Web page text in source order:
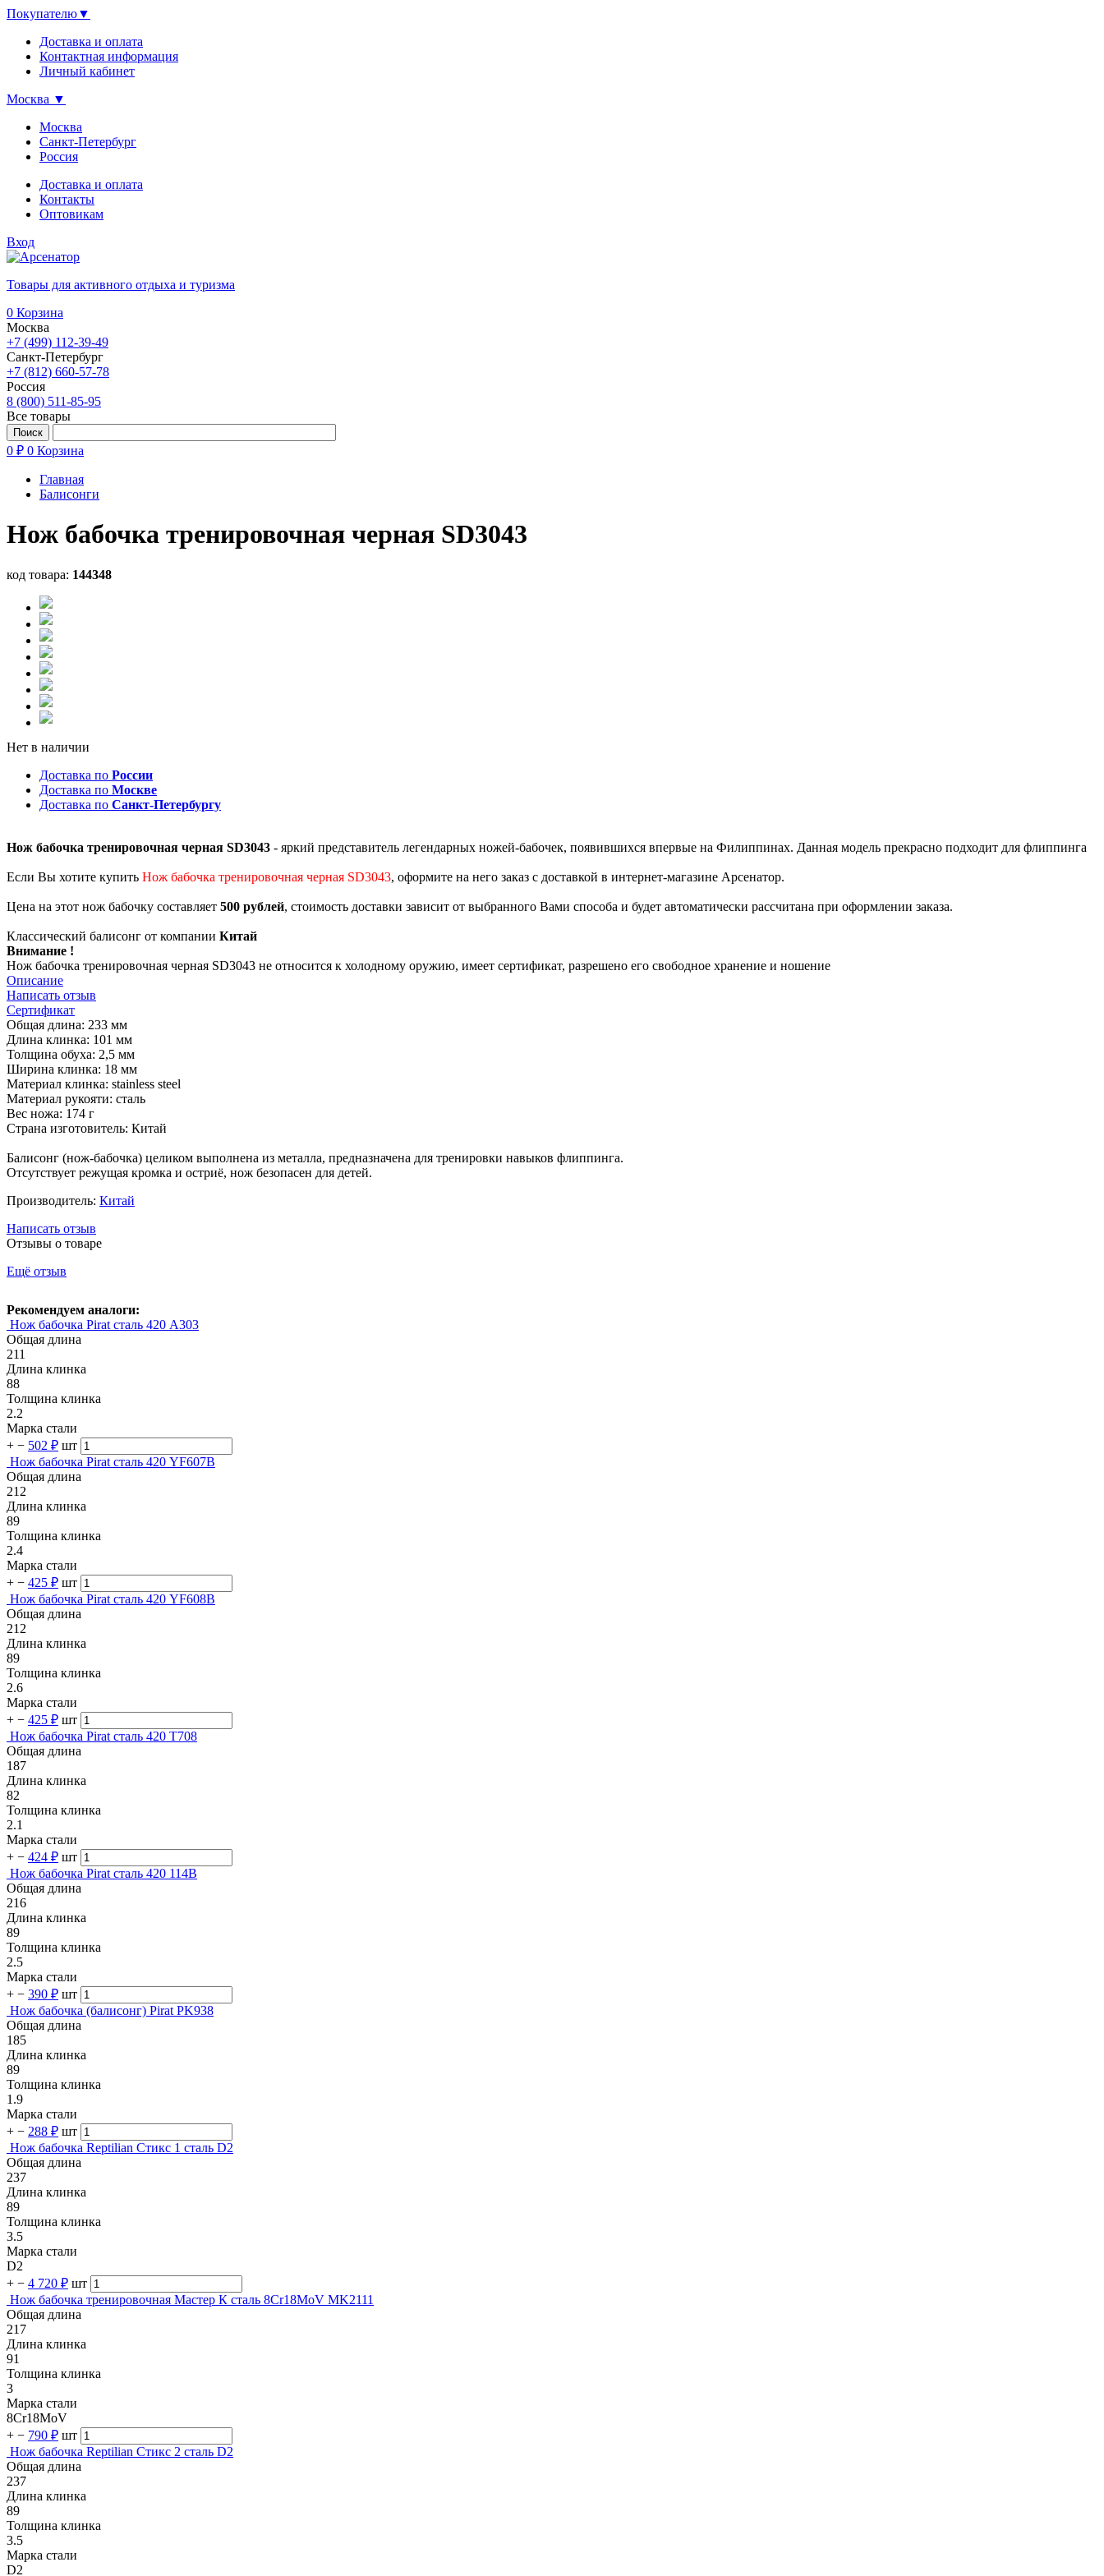
Покупателю▼
Доставка и оплата
Контактная информация
Личный кабинет
Москва ▼
Москва
Санкт-Петербург
Россия
Доставка и оплата
Контакты
Оптовикам
Вход
Товары для активного отдыха и туризма
0 Корзина
Москва
+7 (499) 112-39-49
Санкт-Петербург
+7 (812) 660-57-78
Россия
8 (800) 511-85-95
Все товары
0 ₽ 0 Корзина
Главная
Балисонги
Нож бабочка тренировочная черная SD3043
код товара: 144348
Нет в наличии
Доставка по России
Доставка по Москве
Доставка по Санкт-Петербургу
Нож бабочка тренировочная черная SD3043 - яркий представитель легендарных ножей-бабочек, появившихся впервые на Филиппинах. Данная модель прекрасно подходит для флиппинга
Если Вы хотите купить Нож бабочка тренировочная черная SD3043, оформите на него заказ с доставкой в интернет-магазине Арсенатор.
Цена на этот нож бабочку составляет 500 рублей, стоимость доставки зависит от выбранного Вами способа и будет автоматически рассчитана при оформлении заказа.
Классический балисонг от компании Китай
Внимание !
Нож бабочка тренировочная черная SD3043 не относится к холодному оружию, имеет сертификат, разрешено его свободное хранение и ношение
Описание
Написать отзыв
Сертификат
Общая длина: 233 мм
Длина клинка: 101 мм
Толщина обуха: 2,5 мм
Ширина клинка: 18 мм
Материал клинка: stainless steel
Материал рукояти: сталь
Вес ножа: 174 г
Страна изготовитель: Китай
Балисонг (нож-бабочка) целиком выполнена из металла, предназначена для тренировки навыков флиппинга.
Отсутствует режущая кромка и остриё, нож безопасен для детей.
Производитель: Китай
Написать отзыв
Отзывы о товаре
Ещё отзыв
Рекомендуем аналоги:
Нож бабочка Pirat сталь 420 A303
Общая длина
211
Длина клинка
88
Толщина клинка
2.2
Марка стали
+ − 502 ₽ шт
Нож бабочка Pirat сталь 420 YF607B
Общая длина
212
Длина клинка
89
Толщина клинка
2.4
Марка стали
+ − 425 ₽ шт
Нож бабочка Pirat сталь 420 YF608B
Общая длина
212
Длина клинка
89
Толщина клинка
2.6
Марка стали
+ − 425 ₽ шт
Нож бабочка Pirat сталь 420 T708
Общая длина
187
Длина клинка
82
Толщина клинка
2.1
Марка стали
+ − 424 ₽ шт
Нож бабочка Pirat сталь 420 114B
Общая длина
216
Длина клинка
89
Толщина клинка
2.5
Марка стали
+ − 390 ₽ шт
Нож бабочка (балисонг) Pirat PK938
Общая длина
185
Длина клинка
89
Толщина клинка
1.9
Марка стали
+ − 288 ₽ шт
Нож бабочка Reptilian Стикс 1 сталь D2
Общая длина
237
Длина клинка
89
Толщина клинка
3.5
Марка стали
D2
+ − 4 720 ₽ шт
Нож бабочка тренировочная Мастер К сталь 8Cr18MoV MK2111
Общая длина
217
Длина клинка
91
Толщина клинка
3
Марка стали
8Cr18MoV
+ − 790 ₽ шт
Нож бабочка Reptilian Стикс 2 сталь D2
Общая длина
237
Длина клинка
89
Толщина клинка
3.5
Марка стали
D2